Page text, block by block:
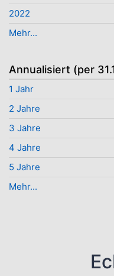
2022
Mehr...
Annualisiert (per
1 Jahr
2 Jahre
3 Jahre
4 Jahre
5 Jahre
Mehr...